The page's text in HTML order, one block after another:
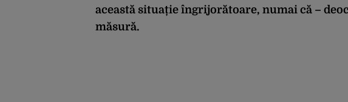
această situație îngrijorătoare, numai că –
măsură.